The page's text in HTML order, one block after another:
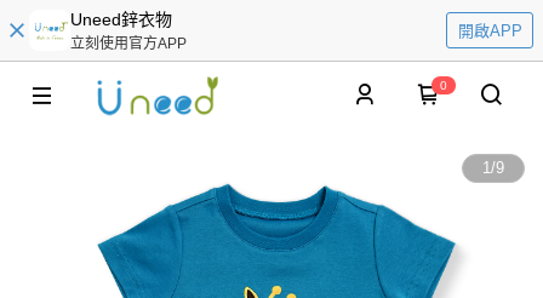
Uneed鋅衣物
立刻使用官方APP
開啟APP
0
1/9